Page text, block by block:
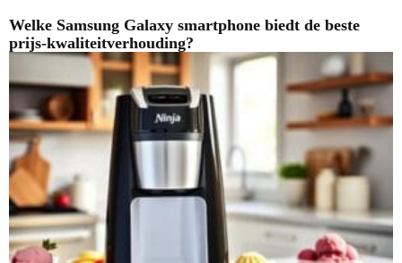
Welke Samsung Galaxy smartphone biedt de beste
prijs-kwaliteitverhouding?